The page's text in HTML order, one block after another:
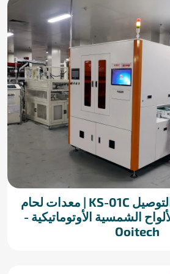
آلة لحام صندوق التوصيل KS-01C | معدات لحام
الشمسية الأوتوماتيكية -
Ooitech